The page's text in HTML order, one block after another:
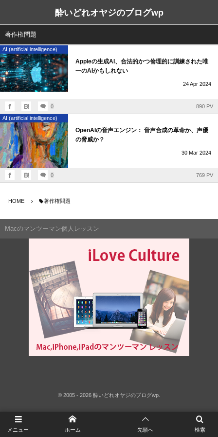
酔いどれオヤジのブログwp
著作権問題
AI (artificial intelligence)
Appleの生成AI、合法的かつ倫理的に訓練された唯
一のAIかもしれない
24Apr 2024
0
890 PV
AI (artificial intelligence)
OpenAIの音声エンジン： 音声合成の革命か、声優
の脅威か？
30 Mar 2024
0 769 PV
HOME 著作権問題
Macのマンツーマン個人レッスン
© 2005 - 2026 酔いどれオヤジのブログwp
メニュー 検索
ホーム 先頭へ